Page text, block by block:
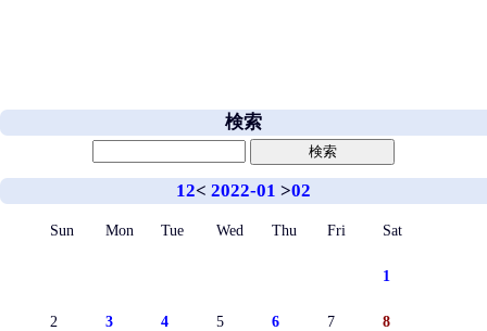
検索
12< 2022-01 >02
Sun Mon Tue Wed Thu Fri Sat
1
2 3 4 5 6 7 8